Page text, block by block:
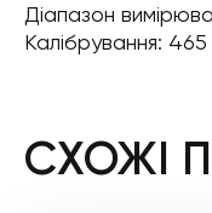
Діапазон
Калібрування:
СХОЖІ